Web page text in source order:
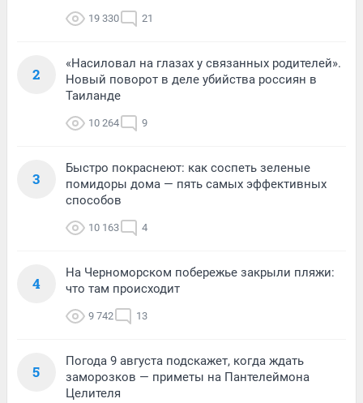
19 330 21
2
«Насиловал на глазах у связанных родителей».
Новый поворот в деле убийства россиян в
Таиланде
10 264 9
3
Быстро покраснеют: как соспеть зеленые
помидоры дома — пять самых эффективных
способов
10 163 4
4
На Черноморском побережье закрыли пляжи:
что там происходит
9 742 13
5
Погода 9 августа подскажет, когда ждать
заморозков — приметы на Пантелеймона
Целителя